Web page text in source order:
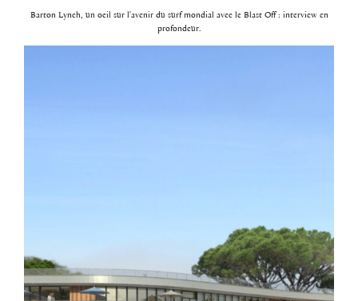
Barton Lynch, un oeil sur l'avenir du surf mondial avec le Blast Off : interview en
profondeur.